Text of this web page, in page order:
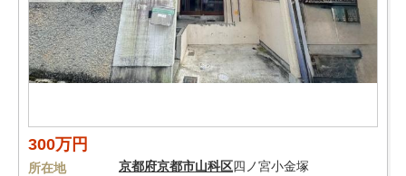
300万円
所在地 京都府京都市山科区四ノ宮小金塚